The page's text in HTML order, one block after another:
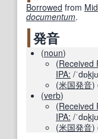
Borrowed from
documentum.
発音
(noun)
(Received
IPA: /ˈdɒkj
(米国発音)
(verb)
(Received
IPA: /ˈdɒkj
(米国発音)